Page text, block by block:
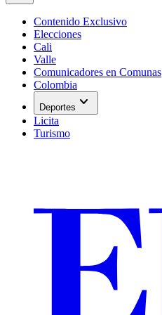
Contenido Exclusivo
Elecciones
Cali
Valle
Comunicadores en Comunas
Colombia
Deportes expand_more
Licita
Turismo